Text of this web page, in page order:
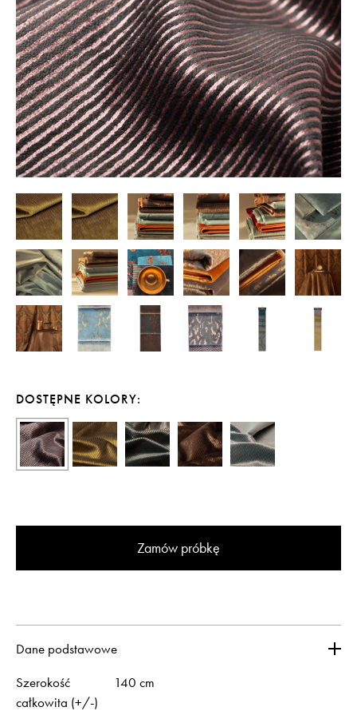
DOSTĘPNE KOLORY:
Zamów próbkę
Dane podstawowe
Szerokość
całkowita (+/-)
140 cm